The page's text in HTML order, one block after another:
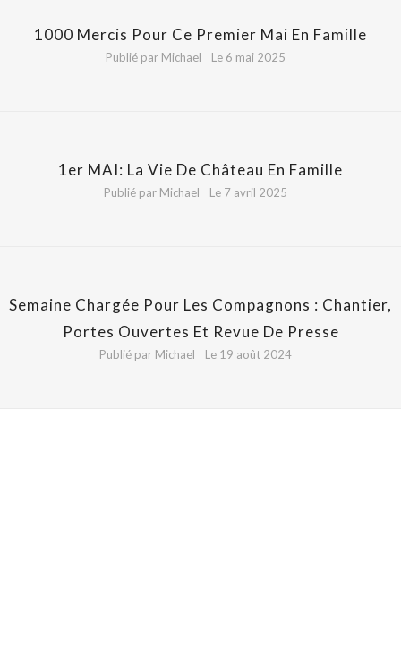
1000 Mercis Pour Ce Premier Mai En Famille
Publié par Michael Le 6 mai 2025
1er MAI: La Vie De Château En Famille
Publié par Michael Le 7 avril 2025
Semaine Chargée Pour Les Compagnons : Chantier,
Portes Ouvertes Et Revue De Presse
Publié par Michael Le 19 août 2024